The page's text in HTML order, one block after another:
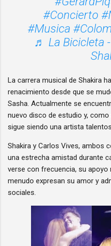
#Concierto
#Musica
♬ La Bicicleta
La carrera musical de Shakira
renacimiento desde que se
Sasha. Actualmente se
nuevo disco de estudio y,
sigue siendo una artista
Shakira y Carlos Vives, ambos
una estrecha amistad durante
verse con frecuencia, su apoyo
menudo expresan su amor y
sociales.